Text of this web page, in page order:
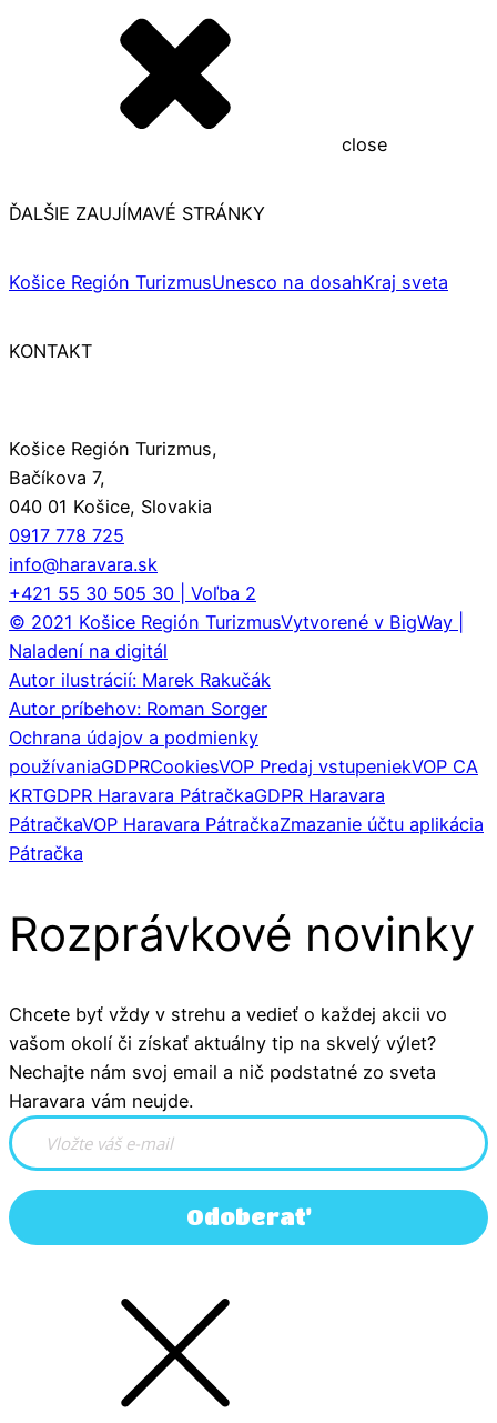
close
ĎALŠIE ZAUJÍMAVÉ STRÁNKY
Košice Región TurizmusUnesco na dosahKraj sveta
KONTAKT
Košice Región Turizmus,
Bačíkova 7,
040 01 Košice, Slovakia
0917 778 725
info@haravara.sk
+421 55 30 505 30 | Voľba 2
© 2021 Košice Región TurizmusVytvorené v BigWay |
Naladení na digitál
Autor ilustrácií: Marek Rakučák
Autor príbehov: Roman Sorger
Ochrana údajov a podmienky
používaniaGDPRCookiesVOP Predaj vstupeniekVOP CA
KRTGDPR Haravara PátračkaGDPR Haravara
PátračkaVOP Haravara PátračkaZmazanie účtu aplikácia
Pátračka
Rozprávkové novinky
Chcete byť vždy v strehu a vedieť o každej akcii vo
vašom okolí či získať aktuálny tip na skvelý výlet?
Nechajte nám svoj email a nič podstatné zo sveta
Haravara vám neujde.
Odoberať